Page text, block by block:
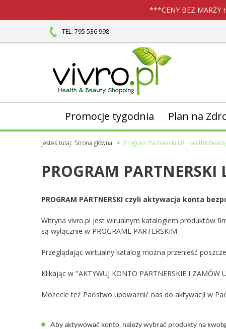
***CENY BEZ MARŻY
TEL. 795 536 998
Promocje tygodnia Plan na
Jesteś tutaj: Strona główna Program Partnerski LR
PROGRAM
PROGRAM PARTNERSKI czyli aktywacja konta
Witryna vivro.pl jest wirualnym katalogiem produktów
są wyłącznie w PROGRAME PARTERSKIM
Przeglądając wirtualny katalog można przenieść
Klikając w "AKTYWUJ KONTO PARTNERSKIE I
Możecie też Państwo upoważnić nas do aktywacji w
Aby aktywować konto, należy wybrać produkty na kwotę